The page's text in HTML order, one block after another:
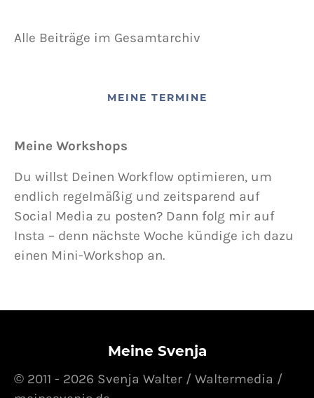
Alle Beiträge im Gesamtarchiv
MEINE TERMINE
Meine Workshops
Du willst Deinen Workflow optimieren, um
endlich regelmäßig und zeitsparend auf
Social Media zu posten? Dann folg mir auf
Insta – denn nächste Woche kündige ich dazu
einen Mini-Workshop an.
Meine Svenja
© 2011 - 2026 Svenja Walter / Waltermedia /